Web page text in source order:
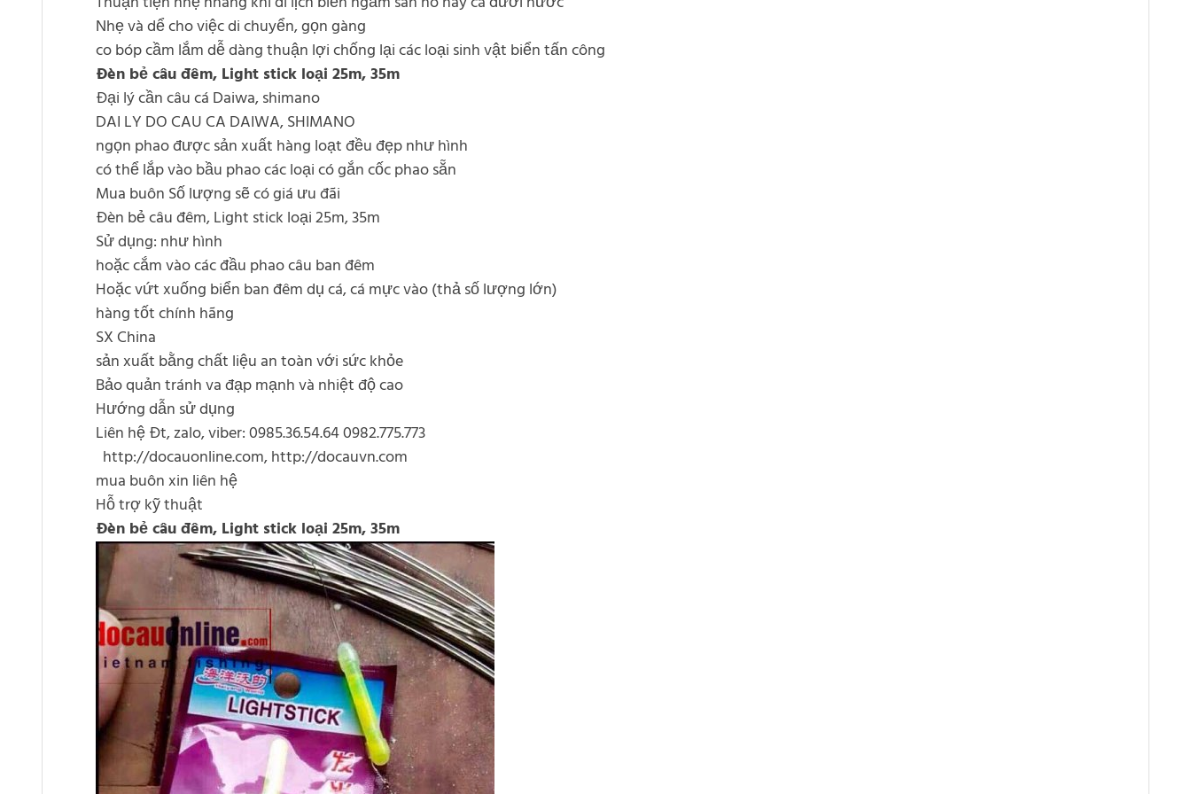
Nhẹ và dể cho việc di chuyển, gọn gàng
co bóp cầm lắm dễ dàng thuận lợi chống lại các loại sinh vật biển tấn công
Đèn bẻ câu đêm, Light stick loại 25m, 35m
Đại lý cần câu cá Daiwa, shimano
DAI LY DO CAU CA DAIWA, SHIMANO
ngọn phao được sản xuất hàng loạt đều đẹp như hình
có thể lắp vào bầu phao các loại có gắn cốc phao sẵn
Mua buôn Số lượng sẽ có giá ưu đãi
Đèn bẻ câu đêm, Light stick loại 25m, 35m
Sử dụng: như hình
hoặc cắm vào các đầu phao câu ban đêm
Hoặc vứt xuống biển ban đêm dụ cá, cá mực vào (thả số lượng lớn)
hàng tốt chính hãng
SX China
sản xuất bằng chất liệu an toàn với sức khỏe
Bảo quản tránh va đạp mạnh và nhiệt độ cao
Hướng dẫn sử dụng
Liên hệ Đt, zalo, viber: 0985.36.54.64 0982.775.773
http://docauonline.com, http://docauvn.com
mua buôn xin liên hệ
Hỗ trợ kỹ thuật
Đèn bẻ câu đêm, Light stick loại 25m, 35m